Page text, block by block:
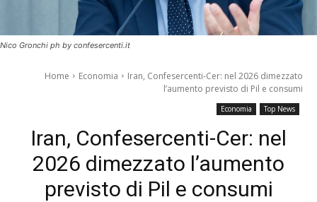
Nico Gronchi ph by confesercenti.it
Home Economia
Iran, Confesercenti-Cer: nel 2026 dimezzato
l’aumento previsto di Pil e consumi
Economia Top News
Iran, Confesercenti-Cer: nel
2026 dimezzato l’aumento
previsto di Pil e consumi